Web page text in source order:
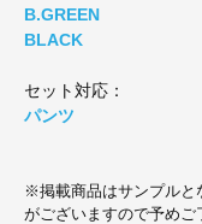
B.GREEN
BLACK
セット対応：
パンツ
※掲載商品はサンプルと
がございますので予めご